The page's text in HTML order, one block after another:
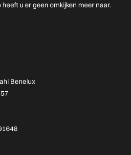
heeft u er geen omkijken meer naar.
Benelux